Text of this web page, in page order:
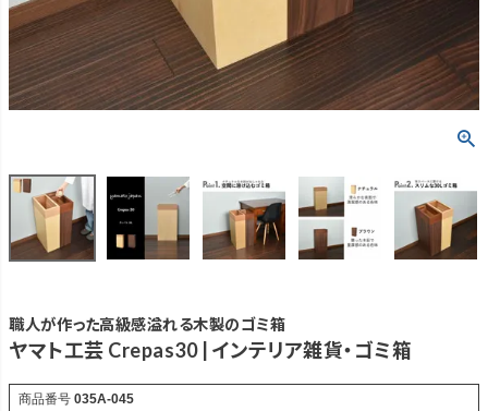
職人が作った高級感溢れる木製のゴミ箱
ヤマト工芸 Crepas30 | インテリア雑貨・ゴミ箱
商品番号 035A-045